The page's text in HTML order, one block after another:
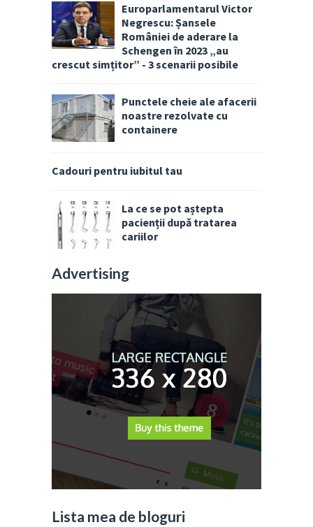
Europarlamentarul Victor
Negrescu: Șansele
României de aderare la
Schengen în 2023 „au
crescut simțitor” - 3 scenarii posibile
Punctele cheie ale afacerii
noastre rezolvate cu
containere
Cadouri pentru iubitul tau
La ce se pot aștepta
pacienții după tratarea
cariilor
Advertising
Lista mea de bloguri